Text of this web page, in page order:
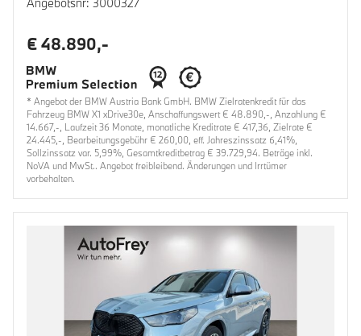
€ 48.890,-
* Angebot der BMW Austria Bank GmbH. BMW Zielratenkredit für das
Fahrzeug BMW X1 xDrive30e, Anschaffungswert € 48.890,-, Anzahlung €
14.667,-, Laufzeit 36 Monate, monatliche Kreditrate € 417,36, Zielrate €
24.445,-, Bearbeitungsgebühr € 260,00, eff. Jahreszinssatz 6,41%,
Sollzinssatz var. 5,99%, Gesamtkreditbetrag € 39.729,94. Beträge inkl.
NoVA und MwSt.. Angebot freibleibend. Änderungen und Irrtümer
vorbehalten.